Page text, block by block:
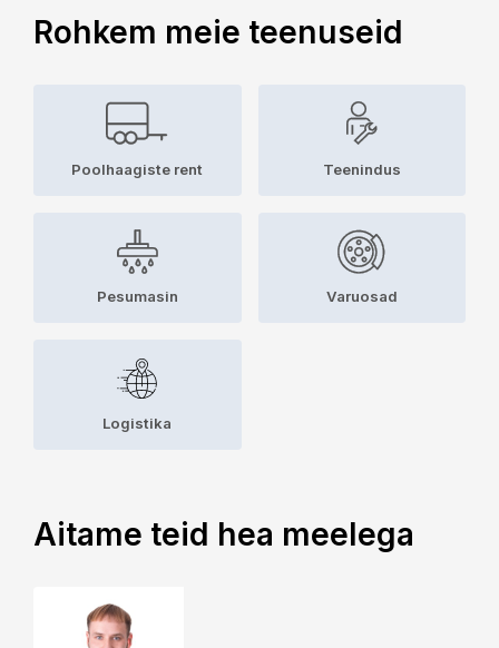
Rohkem meie teenuseid
Poolhaagiste rent Teenindus
Pesumasin Varuosad
Logistika
Aitame teid hea meelega